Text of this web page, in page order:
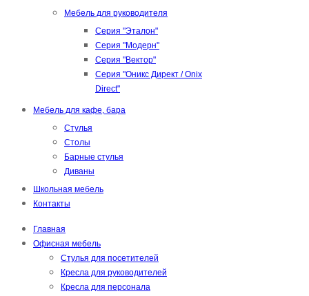
Мебель для руководителя
Серия "Эталон"
Серия "Модерн"
Серия "Вектор"
Серия "Оникс Директ / Onix
Direct"
Мебель для кафе, бара
Стулья
Столы
Барные стулья
Диваны
Школьная мебель
Контакты
Главная
Офисная мебель
Стулья для посетителей
Кресла для руководителей
Кресла для персонала